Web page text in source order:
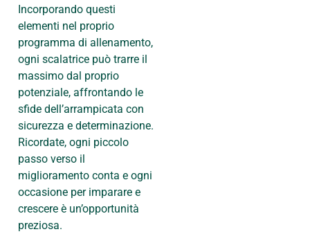
Incorporando questi
elementi nel proprio
programma di allenamento,
ogni scalatrice può trarre il
massimo dal proprio
potenziale, affrontando le
sfide dell’arrampicata con
sicurezza e determinazione.
Ricordate, ogni piccolo
passo verso il
miglioramento conta e ogni
occasione per imparare e
crescere è un’opportunità
preziosa.